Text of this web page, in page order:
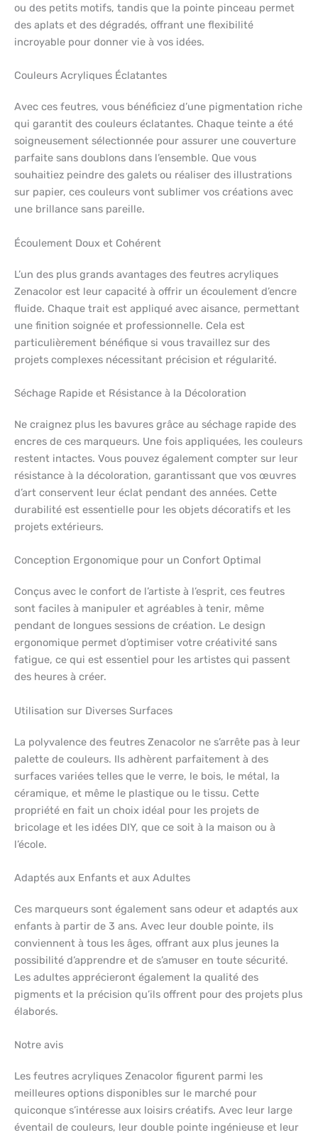
ou des petits motifs, tandis que la pointe pinceau permet
des aplats et des dégradés, offrant une flexibilité
incroyable pour donner vie à vos idées.
Couleurs Acryliques Éclatantes
Avec ces feutres, vous bénéficiez d’une pigmentation riche
qui garantit des couleurs éclatantes. Chaque teinte a été
soigneusement sélectionnée pour assurer une couverture
parfaite sans doublons dans l’ensemble. Que vous
souhaitiez peindre des galets ou réaliser des illustrations
sur papier, ces couleurs vont sublimer vos créations avec
une brillance sans pareille.
Écoulement Doux et Cohérent
L’un des plus grands avantages des feutres acryliques
Zenacolor est leur capacité à offrir un écoulement d’encre
fluide. Chaque trait est appliqué avec aisance, permettant
une finition soignée et professionnelle. Cela est
particulièrement bénéfique si vous travaillez sur des
projets complexes nécessitant précision et régularité.
Séchage Rapide et Résistance à la Décoloration
Ne craignez plus les bavures grâce au séchage rapide des
encres de ces marqueurs. Une fois appliquées, les couleurs
restent intactes. Vous pouvez également compter sur leur
résistance à la décoloration, garantissant que vos œuvres
d’art conservent leur éclat pendant des années. Cette
durabilité est essentielle pour les objets décoratifs et les
projets extérieurs.
Conception Ergonomique pour un Confort Optimal
Conçus avec le confort de l’artiste à l’esprit, ces feutres
sont faciles à manipuler et agréables à tenir, même
pendant de longues sessions de création. Le design
ergonomique permet d’optimiser votre créativité sans
fatigue, ce qui est essentiel pour les artistes qui passent
des heures à créer.
Utilisation sur Diverses Surfaces
La polyvalence des feutres Zenacolor ne s’arrête pas à leur
palette de couleurs. Ils adhèrent parfaitement à des
surfaces variées telles que le verre, le bois, le métal, la
céramique, et même le plastique ou le tissu. Cette
propriété en fait un choix idéal pour les projets de
bricolage et les idées DIY, que ce soit à la maison ou à
l’école.
Adaptés aux Enfants et aux Adultes
Ces marqueurs sont également sans odeur et adaptés aux
enfants à partir de 3 ans. Avec leur double pointe, ils
conviennent à tous les âges, offrant aux plus jeunes la
possibilité d’apprendre et de s’amuser en toute sécurité.
Les adultes apprécieront également la qualité des
pigments et la précision qu’ils offrent pour des projets plus
élaborés.
Notre avis
Les feutres acryliques Zenacolor figurent parmi les
meilleures options disponibles sur le marché pour
quiconque s’intéresse aux loisirs créatifs. Avec leur large
éventail de couleurs, leur double pointe ingénieuse et leur